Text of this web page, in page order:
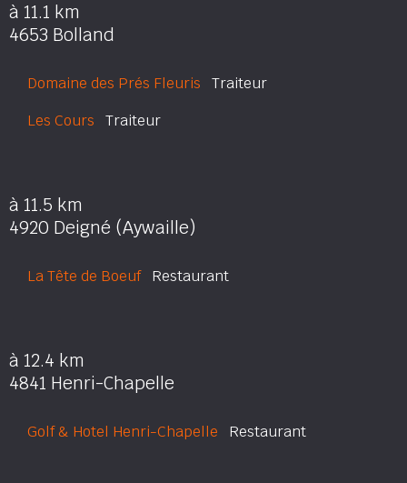
à 11.1 km
4653 Bolland
Domaine des Prés Fleuris Traiteur
Les Cours Traiteur
à 11.5 km
4920 Deigné (Aywaille)
La Tête de BoeufRestaurant
à 12.4 km
4841 Henri-Chapelle
Golf & Hotel Henri-Chapelle Restaurant